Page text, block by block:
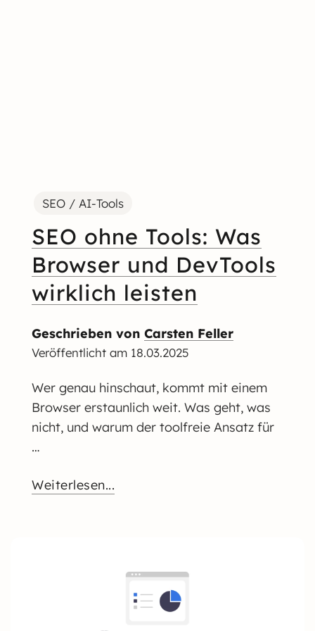
SEO / AI-Tools
SEO ohne Tools: Was
Browser und DevTools
wirklich leisten
Geschrieben von Carsten Feller
Veröffentlicht am 18.03.2025
Wer genau hinschaut, kommt mit einem
Browser erstaunlich weit. Was geht, was
nicht, und warum der toolfreie Ansatz für
…
Weiterlesen...